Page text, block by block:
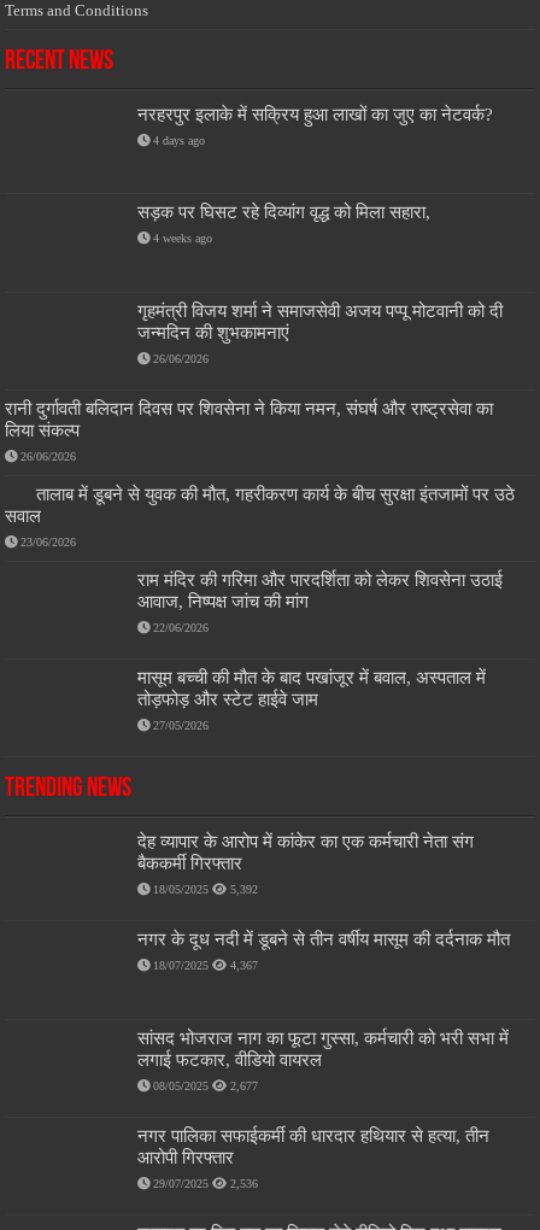
Terms and Conditions
Recent News
नरहरपुर इलाके में सक्रिय हुआ लाखों का जुए का नेटवर्क?
4 days ago
सड़क पर घिसट रहे दिव्यांग वृद्ध को मिला सहारा,
4 weeks ago
गृहमंत्री विजय शर्मा ने समाजसेवी अजय पप्पू मोटवानी को दी
जन्मदिन की शुभकामनाएं
26/06/2026
रानी दुर्गावती बलिदान दिवस पर शिवसेना ने किया नमन, संघर्ष और राष्ट्रसेवा का
लिया संकल्प
26/06/2026
तालाब में डूबने से युवक की मौत, गहरीकरण कार्य के बीच सुरक्षा इंतजामों पर उठे
सवाल
23/06/2026
राम मंदिर की गरिमा और पारदर्शिता को लेकर शिवसेना उठाई
आवाज, निष्पक्ष जांच की मांग
22/06/2026
मासूम बच्ची की मौत के बाद पखांजूर में बवाल, अस्पताल में
तोड़फोड़ और स्टेट हाईवे जाम
27/05/2026
Trending News
देह व्यापार के आरोप में कांकेर का एक कर्मचारी नेता संग
बैककर्मी गिरफ्तार
18/05/2025 5,392
नगर के दूध नदी में डूबने से तीन वर्षीय मासूम की दर्दनाक मौत
18/07/2025 4,367
सांसद भोजराज नाग का फूटा गुस्सा, कर्मचारी को भरी सभा में
लगाई फटकार, वीडियो वायरल
08/05/2025 2,677
नगर पालिका सफाईकर्मी की धारदार हथियार से हत्या, तीन
आरोपी गिरफ्तार
29/07/2025 2,536